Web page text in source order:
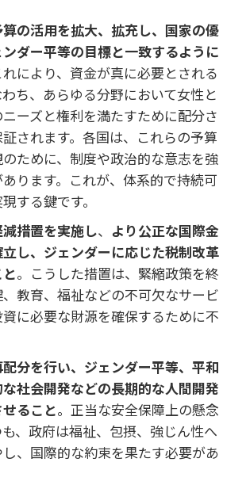
の活用を拡大、拡充し、国家の優
ダー平等の目標と一致するように
により、資金が真に必要とされる
ち、あらゆる分野において女性と
ーズと権利を満たすために配分さ
されます。各国は、これらの予算
ために、制度や政治的な意志を強
ります。これが、体系的で持続可
する鍵です。
措置を実施し、 より公正な国際金
し、ジェンダーに応じた税制改革
。こうした措置は、緊縮政策を終
教育、福祉などの不可欠なサービ
に必要な財源を確保するために不
分を行い、ジェンダー平等、平和
社会開発などの長期的な人間開発
ること。正当な安全保障上の懸念
、政府は福祉、包摂、強じん性へ
、国際的な約束を果たす必要があ